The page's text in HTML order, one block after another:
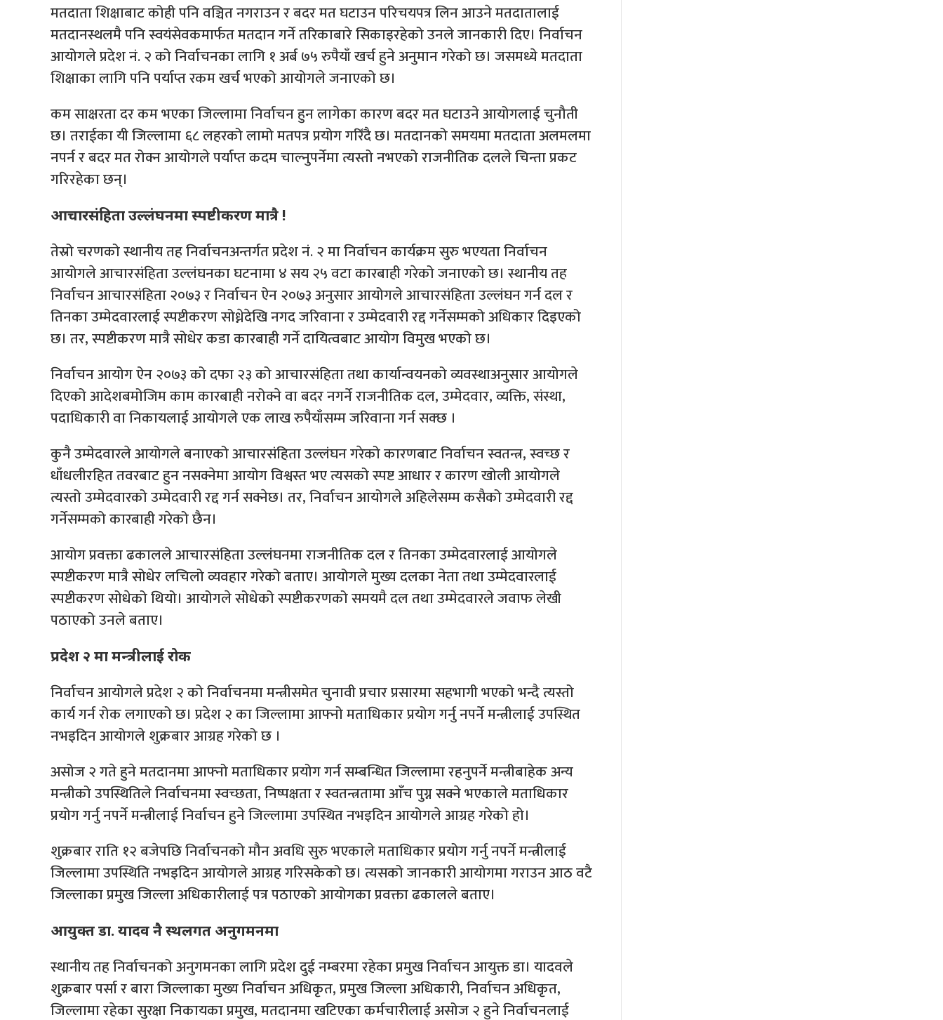
मतदाता शिक्षाबाट कोही पनि वञ्चित नगराउन र बदर मत घटाउन परिचयपत्र लिन आउने मतदातालाई
मतदानस्थलमै पनि स्वयंसेवकमार्फत मतदान गर्ने तरिकाबारे सिकाइरहेको उनले जानकारी दिए। निर्वाचन
आयोगले प्रदेश नं. २ को निर्वाचनका लागि १ अर्ब ७५ रुपैयाँ खर्च हुने अनुमान गरेको छ। जसमध्ये मतदाता
शिक्षाका लागि पनि पर्याप्त रकम खर्च भएको आयोगले जनाएको छ।
कम साक्षरता दर कम भएका जिल्लामा निर्वाचन हुन लागेका कारण बदर मत घटाउने आयोगलाई चुनौती
छ। तराईका यी जिल्लामा ६८ लहरको लामो मतपत्र प्रयोग गरिँदै छ। मतदानको समयमा मतदाता अलमलमा
नपर्न र बदर मत रोक्न आयोगले पर्याप्त कदम चाल्नुपर्नेमा त्यस्तो नभएको राजनीतिक दलले चिन्ता प्रकट
गरिरहेका छन्।
आचारसंहिता उल्लंघनमा स्पष्टीकरण मात्रै !
तेस्रो चरणको स्थानीय तह निर्वाचनअन्तर्गत प्रदेश नं. २ मा निर्वाचन कार्यक्रम सुरु भएयता निर्वाचन
आयोगले आचारसंहिता उल्लंघनका घटनामा ४ सय २५ वटा कारबाही गरेको जनाएको छ। स्थानीय तह
निर्वाचन आचारसंहिता २०७३ र निर्वाचन ऐन २०७३ अनुसार आयोगले आचारसंहिता उल्लंघन गर्न दल र
तिनका उम्मेदवारलाई स्पष्टीकरण सोध्नेदेखि नगद जरिवाना र उम्मेदवारी रद्द गर्नेसम्मको अधिकार दिइएको
छ। तर, स्पष्टीकरण मात्रै सोधेर कडा कारबाही गर्ने दायित्वबाट आयोग विमुख भएको छ।
निर्वाचन आयोग ऐन २०७३ को दफा २३ को आचारसंहिता तथा कार्यान्वयनको व्यवस्थाअनुसार आयोगले
दिएको आदेशबमोजिम काम कारबाही नरोक्ने वा बदर नगर्ने राजनीतिक दल, उम्मेदवार, व्यक्ति, संस्था,
पदाधिकारी वा निकायलाई आयोगले एक लाख रुपैयाँसम्म जरिवाना गर्न सक्छ ।
कुनै उम्मेदवारले आयोगले बनाएको आचारसंहिता उल्लंघन गरेको कारणबाट निर्वाचन स्वतन्त्र, स्वच्छ र
धाँधलीरहित तवरबाट हुन नसक्नेमा आयोग विश्वस्त भए त्यसको स्पष्ट आधार र कारण खोली आयोगले
त्यस्तो उम्मेदवारको उम्मेदवारी रद्द गर्न सक्नेछ। तर, निर्वाचन आयोगले अहिलेसम्म कसैको उम्मेदवारी रद्द
गर्नेसम्मको कारबाही गरेको छैन।
आयोग प्रवक्ता ढकालले आचारसंहिता उल्लंघनमा राजनीतिक दल र तिनका उम्मेदवारलाई आयोगले
स्पष्टीकरण मात्रै सोधेर लचिलो व्यवहार गरेको बताए। आयोगले मुख्य दलका नेता तथा उम्मेदवारलाई
स्पष्टीकरण सोधेको थियो। आयोगले सोधेको स्पष्टीकरणको समयमै दल तथा उम्मेदवारले जवाफ लेखी
पठाएको उनले बताए।
प्रदेश २ मा मन्त्रीलाई रोक
निर्वाचन आयोगले प्रदेश २ को निर्वाचनमा मन्त्रीसमेत चुनावी प्रचार प्रसारमा सहभागी भएको भन्दै त्यस्तो
कार्य गर्न रोक लगाएको छ। प्रदेश २ का जिल्लामा आफ्नो मताधिकार प्रयोग गर्नु नपर्ने मन्त्रीलाई उपस्थित
नभइदिन आयोगले शुक्रबार आग्रह गरेको छ ।
असोज २ गते हुने मतदानमा आफ्नो मताधिकार प्रयोग गर्न सम्बन्धित जिल्लामा रहनुपर्ने मन्त्रीबाहेक अन्य
मन्त्रीको उपस्थितिले निर्वाचनमा स्वच्छता, निष्पक्षता र स्वतन्त्रतामा आँच पुग्न सक्ने भएकाले मताधिकार
प्रयोग गर्नु नपर्ने मन्त्रीलाई निर्वाचन हुने जिल्लामा उपस्थित नभइदिन आयोगले आग्रह गरेको हो।
शुक्रबार राति १२ बजेपछि निर्वाचनको मौन अवधि सुरु भएकाले मताधिकार प्रयोग गर्नु नपर्ने मन्त्रीलाई
जिल्लामा उपस्थिति नभइदिन आयोगले आग्रह गरिसकेको छ। त्यसको जानकारी आयोगमा गराउन आठ वटै
जिल्लाका प्रमुख जिल्ला अधिकारीलाई पत्र पठाएको आयोगका प्रवक्ता ढकालले बताए।
आयुक्त डा. यादव नै स्थलगत अनुगमनमा
स्थानीय तह निर्वाचनको अनुगमनका लागि प्रदेश दुई नम्बरमा रहेका प्रमुख निर्वाचन आयुक्त डा। यादवले
शुक्रबार पर्सा र बारा जिल्लाका मुख्य निर्वाचन अधिकृत, प्रमुख जिल्ला अधिकारी, निर्वाचन अधिकृत,
जिल्लामा रहेका सुरक्षा निकायका प्रमुख, मतदानमा खटिएका कर्मचारीलाई असोज २ हुने निर्वाचनलाई